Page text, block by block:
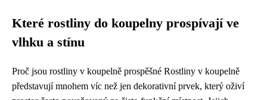
Které rostliny do koupelny prospívají ve
vlhku a stínu
Proč jsou rostliny v koupelně prospěšné Rostliny v koupelně
představují mnohem víc než jen dekorativní prvek, který oživí